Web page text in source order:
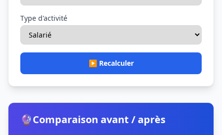
Type d'activité
▶️ Recalculer
🔮Comparaison avant / après